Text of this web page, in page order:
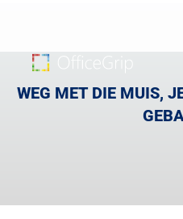
WEG MET DIE MUIS,